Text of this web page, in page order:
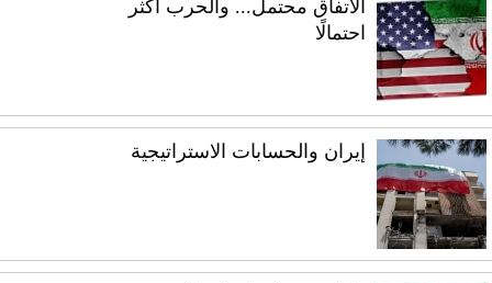
الاتفاق محتمل... والحرب أكثر
احتمالًا
إيران والحسابات الاستراتيجية